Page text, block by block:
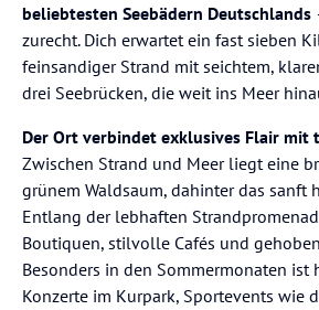
beliebtesten Seebädern Deutschlands
zurecht. Dich erwartet ein fast sieben
feinsandiger Strand mit seichtem,
drei Seebrücken, die weit ins Meer
Der Ort verbindet exklusives Flair mit
Zwischen Strand und Meer liegt eine
grünem Waldsaum, dahinter das sanft
Entlang der lebhaften
Boutiquen, stilvolle Cafés und
Besonders in den Sommermonaten ist
Konzerte im Kurpark, Sportevents wie